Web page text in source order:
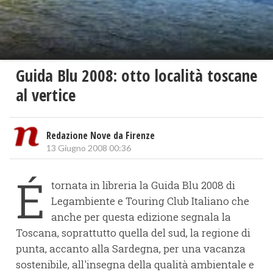
Guida Blu 2008: otto località toscane
al vertice
Redazione Nove da Firenze
13 Giugno 2008 00:36
É
tornata in libreria la Guida Blu 2008 di
Legambiente e Touring Club Italiano che
anche per questa edizione segnala la
Toscana, soprattutto quella del sud, la regione di
punta, accanto alla Sardegna, per una vacanza
sostenibile, all'insegna della qualità ambientale e